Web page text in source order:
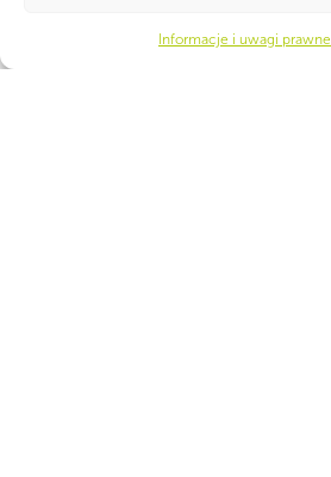
Informacje i uwagi prawne